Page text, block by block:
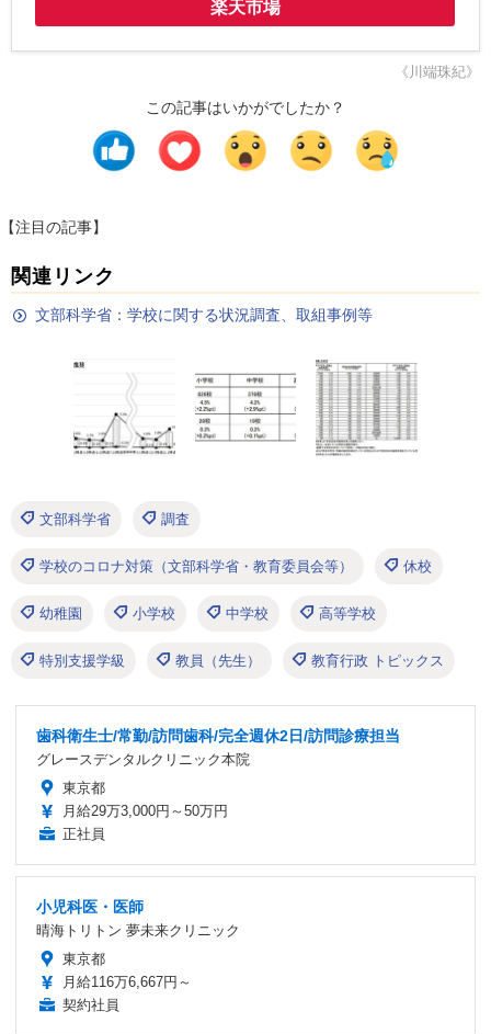
楽天市場
《川端珠紀》
この記事はいかがでしたか？
【注目の記事】
関連リンク
文部科学省：学校に関する状況調査、取組事例等
文部科学省 調査
学校のコロナ対策（文部科学省・教育委員会等） 休校
幼稚園 小学校 中学校 高等学校
特別支援学級 教員（先生） 教育行政 トピックス
歯科衛生士/常勤/訪問歯科/完全週休2日/訪問診療担当
グレースデンタルクリニック本院
東京都
月給29万3,000円～50万円
正社員
小児科医・医師
晴海トリトン 夢未来クリニック
東京都
月給116万6,667円～
契約社員